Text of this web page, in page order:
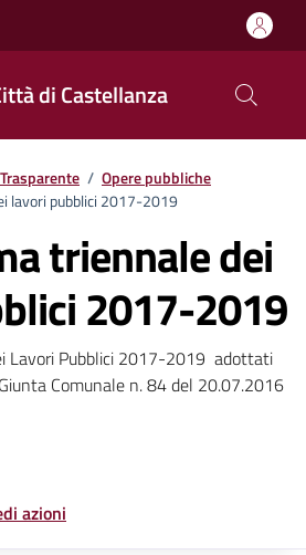
di Castellanza
/ Opere pubbliche
lavori pubblici 2017-2019
triennale dei
2017-2019
Lavori Pubblici 2017-2019 adottati
Comunale n. 84 del 20.07.2016
azioni